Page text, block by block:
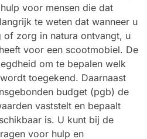
voor mensen die dat
te weten dat wanneer u
of zorg in natura ontvangt, u
voor een scootmobiel. De
om te bepalen welk
toegekend. Daarnaast
budget (pgb) de
vaststelt en bepaalt
is. U kunt bij de
voor hulp en